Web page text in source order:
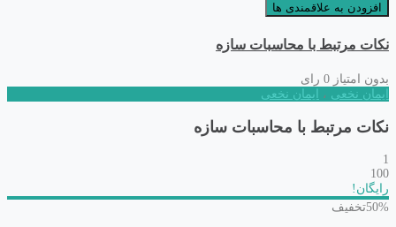
افزودن به علاقمندی ها
نکات مرتبط با محاسبات سازه
بدون امتیاز 0 رای
ایمان نخعی ، ایمان نخعی
نکات مرتبط با محاسبات سازه
1
100
رایگان!
50%تخفیف